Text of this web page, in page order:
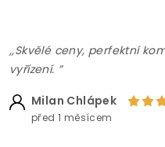
,,Skvělé ceny, perfektní
vyřízení. ”
Milan Chlápek
před 1 měsícem